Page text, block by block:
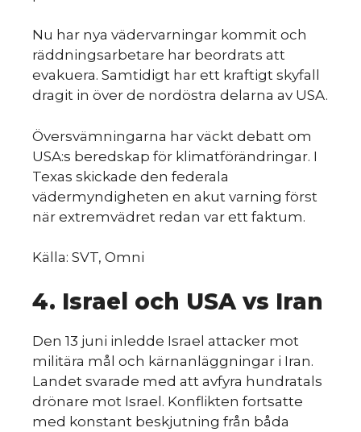
Nu har nya vädervarningar kommit och
räddningsarbetare har beordrats att
evakuera. Samtidigt har ett kraftigt skyfall
dragit in över de nordöstra delarna av USA.
Översvämningarna har väckt debatt om
USA:s beredskap för klimatförändringar. I
Texas skickade den federala
vädermyndigheten en akut varning först
när extremvädret redan var ett faktum.
Källa: SVT, Omni
4. Israel och USA vs Iran
Den 13 juni inledde Israel attacker mot
militära mål och kärnanläggningar i Iran.
Landet svarade med att avfyra hundratals
drönare mot Israel. Konflikten fortsatte
med konstant beskjutning från båda